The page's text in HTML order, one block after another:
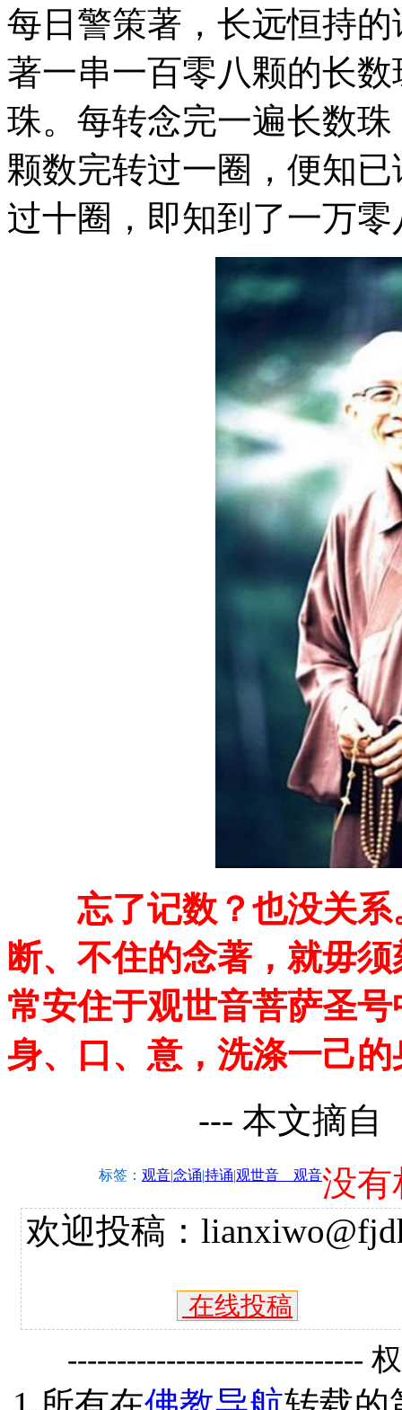
每日警策著，长远恒持
著一串一百零八颗的长
珠。每转念完一遍长数
颗数完转过一圈，便知
过十圈，即知到了一万
忘了记数？也没关系
断、不住的念著，就毋
常安住于观世音菩萨圣
身、口、意，洗涤一己
--- 本文摘自《
标签： 观音|念诵|持诵|观世音 观音没有
欢迎投稿：
在线投稿
------------------------------